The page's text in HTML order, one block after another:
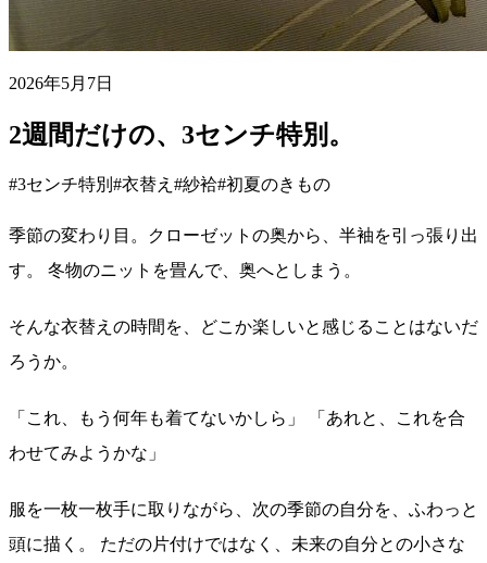
2026年5月7日
2週間だけの、3センチ特別。
#3センチ特別 #衣替え #紗袷#初夏のきもの
季節の変わり目。クローゼットの奥から、半袖を引っ張り出
す。 冬物のニットを畳んで、奥へとしまう。
そんな衣替えの時間を、どこか楽しいと感じることはないだ
ろうか。
「これ、もう何年も着てないかしら」 「あれと、これを合
わせてみようかな」
服を一枚一枚手に取りながら、次の季節の自分を、ふわっと
頭に描く。 ただの片付けではなく、未来の自分との小さな